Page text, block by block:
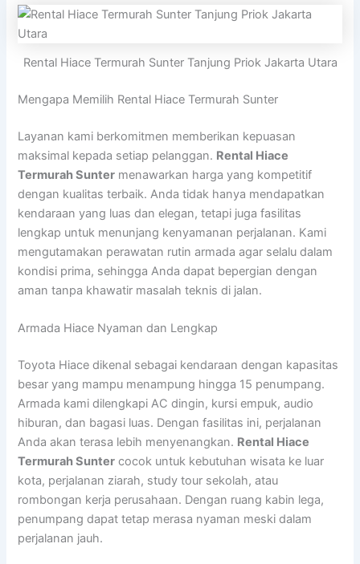
Rental Hiace Termurah Sunter Tanjung Priok Jakarta Utara
Mengapa Memilih Rental Hiace Termurah Sunter
Layanan kami berkomitmen memberikan kepuasan
maksimal kepada setiap pelanggan. Rental Hiace
Termurah Sunter menawarkan harga yang kompetitif
dengan kualitas terbaik. Anda tidak hanya mendapatkan
kendaraan yang luas dan elegan, tetapi juga fasilitas
lengkap untuk menunjang kenyamanan perjalanan. Kami
mengutamakan perawatan rutin armada agar selalu dalam
kondisi prima, sehingga Anda dapat bepergian dengan
aman tanpa khawatir masalah teknis di jalan.
Armada Hiace Nyaman dan Lengkap
Toyota Hiace dikenal sebagai kendaraan dengan kapasitas
besar yang mampu menampung hingga 15 penumpang.
Armada kami dilengkapi AC dingin, kursi empuk, audio
hiburan, dan bagasi luas. Dengan fasilitas ini, perjalanan
Anda akan terasa lebih menyenangkan. Rental Hiace
Termurah Sunter cocok untuk kebutuhan wisata ke luar
kota, perjalanan ziarah, study tour sekolah, atau
rombongan kerja perusahaan. Dengan ruang kabin lega,
penumpang dapat tetap merasa nyaman meski dalam
perjalanan jauh.